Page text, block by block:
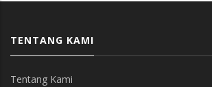
TENTANG KAMI
Tentang Kami